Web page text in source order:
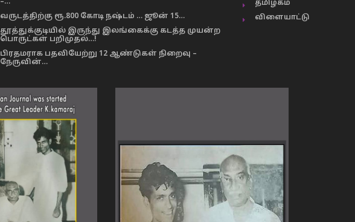
–…
வருடத்திற்கு ரூ.800 கோடி நஷ்டம் … ஜூன் 15…
தூத்துக்குடியில் இருந்து இலங்கைக்கு கடத்த முயன்ற
பொருட்கள் பறிமுதல்…!
பிரதமராக பதவியேற்று 12 ஆண்டுகள் நிறைவு –
நேருவின்…
தமிழகம்
விளையாட்டு